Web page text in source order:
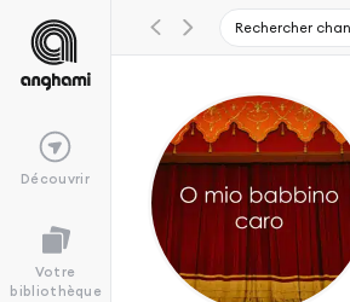
Découvrir
Votre
bibliothèque